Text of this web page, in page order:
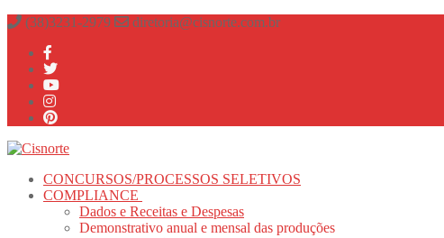
Pular
conteúdo
Menu
fechado
(38)3231-2979 diretoria@cisnorte.com.br
CONCURSOS/PROCESSOS SELETIVOS
COMPLIANCE
Dados e Receitas e Despesas
Demonstrativo anual e mensal das produções